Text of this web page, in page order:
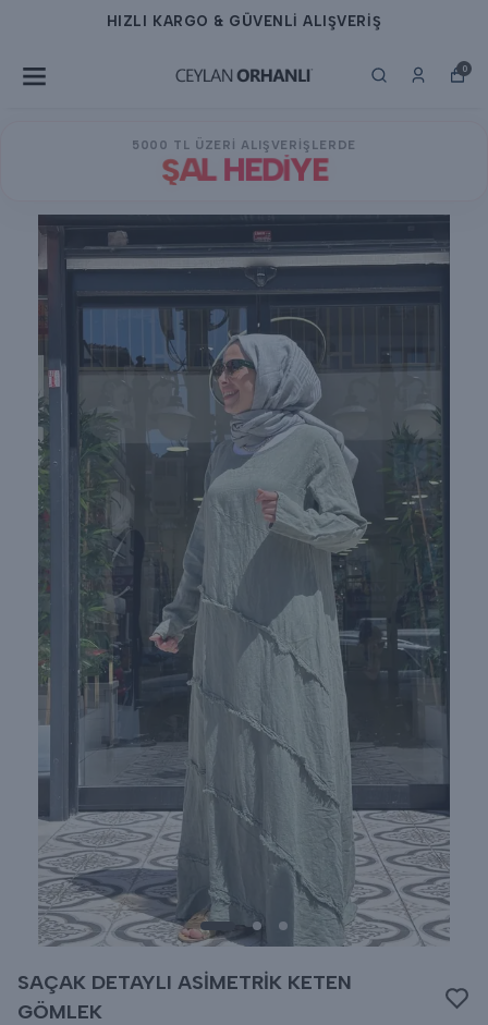
& GÜVENLİ ALIŞVERİŞ
0
5000 TL ÜZERİ ALIŞVERİŞLERDE
ŞAL HEDİYE
SAÇAK DETAYLI ASİMETRİK KETEN
GÖMLEK